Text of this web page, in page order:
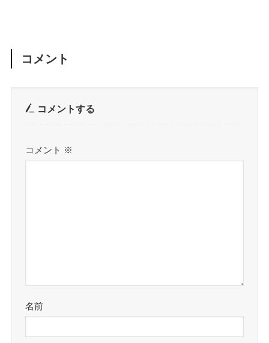
コメント
コメントする
コメント ※
名前